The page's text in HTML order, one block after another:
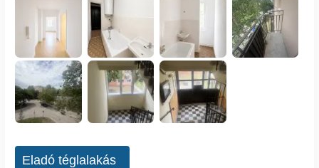
Eladó téglalakás